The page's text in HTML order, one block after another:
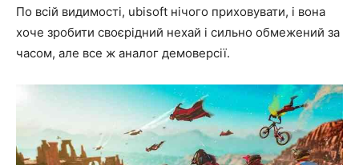
По всій видимості, ubisoft нічого приховувати, і вона
хоче зробити своєрідний нехай і сильно обмежений за
часом, але все ж аналог демоверсії.